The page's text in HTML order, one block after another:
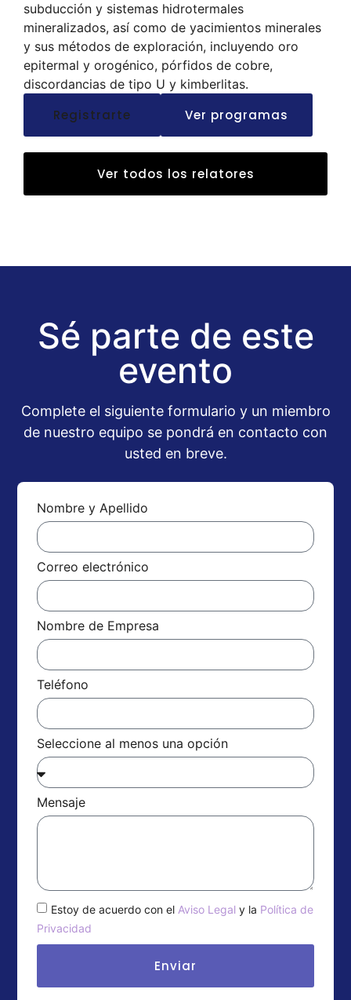
subducción y sistemas hidrotermales
mineralizados, así como de yacimientos minerales
y sus métodos de exploración, incluyendo oro
epitermal y orogénico, pórfidos de cobre,
discordancias de tipo U y kimberlitas.
Registrarte Ver programas
Ver todos los relatores
Sé parte de este
evento
Complete el siguiente formulario y un miembro
de nuestro equipo se pondrá en contacto con
usted en breve.
Nombre y Apellido
Correo electrónico
Nombre de Empresa
Teléfono
Seleccione al menos una opción
Mensaje
Estoy de acuerdo con elAviso Legaly la Política de
Privacidad
Enviar